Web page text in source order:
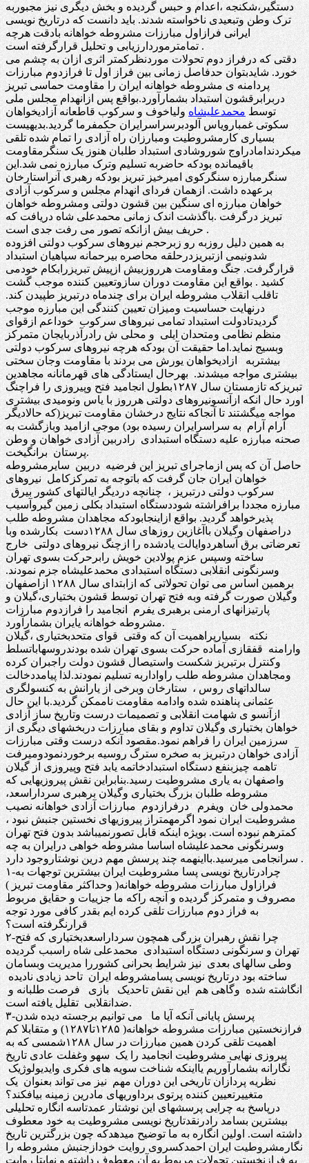
دستگیر،شکنجه ،اعدام و حبس گردیده و بخش دیگری نیز مجبوربه
ترک وطن وتبعیدی ناخواسته شدند. باید دانست که درتاریخ نویسی
ایرانی فرازاول مبارزات مشروطه خواهانه بادقت هرچه
تمامترموردارزیابی و تحلیل قرارگرفته است .
دقتی که درفراز دوم تحولات موردنظرکمتر اثری ازان به چشم می
خورد. شایدبتوان حدفاصل زمانی بین فراز اول تا فرازدوم مبارزات
پردامنه ی مشروطه خواهانه ایران را مقاومت حماسی تبریز
دربرابرقشون استبداد بشمارآورد.بواقع پس ازانهدام مجلس ملی
توسط محمدعلیشاه ولیاخوف و سرکوب قاطعانه آزادیخواهان
سکوتی غمبارویاس آلودبرسراسرایران حکمفرما گردید.بدیهیست
بسیاری کارمشروطیت ومبارزان راه آزادی را تمام شده تلقی
میکردندامادراوج شوروشادی استبداد طلبان هنوز یک سنگرمقاومت
باقیمانده بودکه حاضربه تسلیم وترک مبارزه نمی شد.این
سنگرمبارزه سنگرکوی امیرخیز تبریز بودکه رهبری آنراستارخان
برعهده داشت. ازهمان فردای انهدام مجلس و سرکوب آزادی
خواهان مبارزه ای سنگین بین قشون دولتی ومشروطه خواهان
تبریز درگرفت .باگذشت اندک زمانی محمدعلی شاه دریافت که
حریف بیش ازانکه تصور می رفت جدی است .
به همین دلیل روزبه رو زبرحجم نیروهای سرکوب دولتی افزوده
شدونیمی ازتبریزدرحلقه محاصره بیرحمانه سپاهیان استبداد
قرارگرفت. جنگ ومقاومت هرروزبیش ازپیش تبریزرابکام خودمی
کشید . بواقع این مقاومت دوران سازوتعیین کننده موجب گشت
تاقلب انقلاب مشروطه ایران برای چندماه درتبریز طپیدن کند.
درنهایت حساسیت ومیزان تعیین کنندگی این مبارزه موجب
گردیدتادولت استبداد تمامی نیروهای سرکوب خوداعم ازقوای
منظم نظامی ومتحدان ایلی و محلی ش رادرآذربایجان متمرکز
وبسیج نماید.اما حقیقت آن بودکه هرچه نیروهای سرکوب دولتی
بیشتربه ازادیخواهان یورش می بردند با مقاومت وجان سختی
بیشتری مواجه میشدند. بهرحال ایستادگی های قهرمانانه مجاهدین
تبریزکه تازمستان سال ۱۲۸۷بطول انجامید فتح وپیروزی را فراچنگ
اورد حال انکه ازآنسونیروهای دولتی هرروز با یاس ونومیدی بیشتری
مواجه میگشتند تا آنجاکه نتایج درخشان مقاومت تبریز(که حالادیگر
آرام آرام به سراسرایران رسیده بود) موجی ازامید وبازگشت به
صحنه مبارزه علیه دستگاه استبدادی رادربین آزادی خواهان و وطن
پرستان برانگیخت.
حاصل آن که پس ازماجرای تبریز این فرضیه دربین سایرمشروطه
خواهان ایران جان گرفت که باتوجه به تمرکزکامل نیروهای
سرکوب دولتی درتبریز ، چنانچه دردیگر ایالتهای کشور بیرق
مبارزه مجددا برافراشته شوددستگاه استبداد بکلی زمین گیروآسیب
پذیرخواهد گردید. بواقع ازاینجابودکه مجاهدان مشروطه طلب
دراصفهان وگیلان باآغازین روزهای سال ۱۲۸۸دست بکارشده وبا
تعرضاتی برق آساهردوایالت یادشده را ازچنگ نیروهای دولتی خارج
ساخته وسپس عزم پولادین خویش رابرحرکت بسوی تهران
وسرنگونی انقلابی دستگاه استبدادی محمدعلیشاه جزم نمودند.
برهمین اساس می توان تحولاتی که ازابتدای سال ۱۲۸۸ ازاصفهان
وگیلان صورت گرفته وبه فتح تهران توسط قشون بختیاری،گیلان و
پارتیزانهای ارمنی برهبری یفرم انجامید را فرازدوم مبارزات
مشروطه خواهانه یایران بشمارآورد.
نکته بسیارپراهمیت آن که وقتی قوای متحدبختیاری ،گیلان
وارامنه قفقازی آماده حرکت بسوی تهران شده بودندروسهاباتسلط
وکنترل برتبریز شکست واستیصال قشون دولت راجبران کرده
ومجاهدان مشروطه طلب راواداربه تسلیم نمودند.لذا پیامددخالت
سالداتهای روس ، ستارخان وبرخی از یارانش به کنسولگری
عثمانی پناهنده شده وادامه مقاومت ناممکن گردید.با این حال
ازآنسو ی شهامت انقلابی و تصمیمات درست وتاریخ ساز آزادی
خواهان بختیاری وگیلان تداوم و بقای مبارزات دربخشهای دیگری از
سرزمین ایران را فراهم نمود.مقصود آنکه درست وقتی مبارزات
آزادی خواهان درتبریز به صخره سترگ روسیه برخوردنمودومیرفت
تاهمه چیزبنفع دستگاه استبدادخاتمه یابد فتح وپیروزی از گیلان
واصفهان به یاری مشروطیت رسید.بنابراین نقش پیروزیهایی که
مشروطه طلبان بزرگ بختیاری وگیلان برهبری سرداراسعد،
محمدولی خان ویفرم درفرازدوم مبارزات آزادی خواهانه نصیب
مشروطیت ایران نمود اگرمهمتراز پیروزیهای نخستین جنبش نبود ،
کمترهم نبوده است. بویژه اینکه قابل تصورنمیباشد بدون فتح تهران
وسرنگونی محمدعلیشاه اساسا مشروطه خواهی درایران به چه
سرانجامی میرسید.بااینهمه چند پرسش مهم درین نوشتاروجود دارد .
۱-چرادرتاریخ نویسی پسا مشروطیت ایران بیشترین توجهات به
فرازاول مبارزات مشروطه خواهانه( وحداکثر مقاومت تبریز )
مصروف و متمرکز گردیده و آنچه راکه ما جزییات و حقایق مربوط
به فراز دوم مبارزات تلقی کرده ایم بقدر کافی مورد توجه
قرارنگرفته است؟
۲-چرا نقش رهبران بزرگی همچون سرداراسعدبختیاری که فتح
تهران و سرنگونی دستگاه استبدادی محمدعلی شاه راسبب گردیده
وطی سالهای بعدی نیز شرایط بحرانی کشوررا مدیریت وبسامان
ساخته بود درتاریخ نویسی پسامشروطه ایران تاحد زیادی نادیده
انگاشته شده وگاهی هم این نقش تاحدیک بازی فرصت طلبانه و
ضدانقلابی تقلیل یافته است.
۳-پرسش پایانی آنکه آیا ما می توانیم برجسته دیده شدن
فرازنخستین مبارزات مشروطه خواهانه( ۱۲۸۵تا۱۲۸۷) و متقابلا کم
اهمیت تلقی کردن همین مبارزات در سال ۱۲۸۸شمسی که به
پیروزی نهایی مشروطیت انجامید را یک سهو وغفلت عادی تاریخ
نگارانه بشمارآوریم یااینکه شناخت سویه های فکری وایدیولوژیک
نظریه پردازان تاریخی این دوران مهم نیز می تواند بعنوان یک
متغییرتعیین کننده پرتوی برداوریهای مادرین زمینه بیافکند؟
درپاسخ به چرایی پرسشهای این نوشتار عمدتاسه انگاره تحلیلی
بیشترین بسامد رادرنقدتاریخ نویسی مشروطیت به خود معطوف
داشته است. اولین انگاره به ما توضیح میدهدکه چون بزرگترین تاریخ
نگارمشروطیت ایران احمدکسروی روایت خودازجنبش مشروطه را
به فرازنخستین تحولات مربوط به آن معطوف داشته و نهایتا روایت